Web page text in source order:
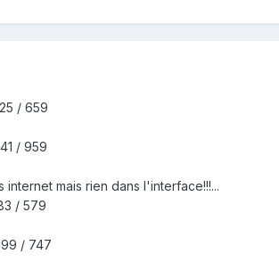
/ 659
/ 959
mais rien dans l'interface!!!...
/ 579
/ 747